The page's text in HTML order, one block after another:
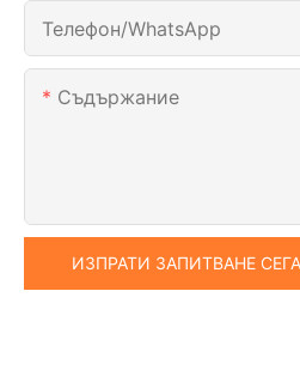
Телефон/WhatsApp
Съдържание
ИЗПРАТИ ЗАПИТВАНЕ СЕГА